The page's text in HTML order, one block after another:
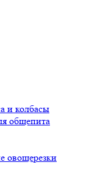
и колбасы
общепита
овощерезки